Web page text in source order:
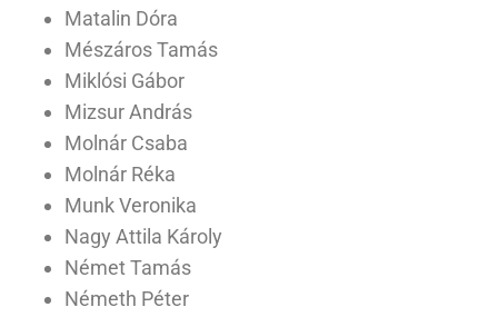
Matalin Dóra
Mészáros Tamás
Miklósi Gábor
Mizsur András
Molnár Csaba
Molnár Réka
Munk Veronika
Nagy Attila Károly
Német Tamás
Németh Péter